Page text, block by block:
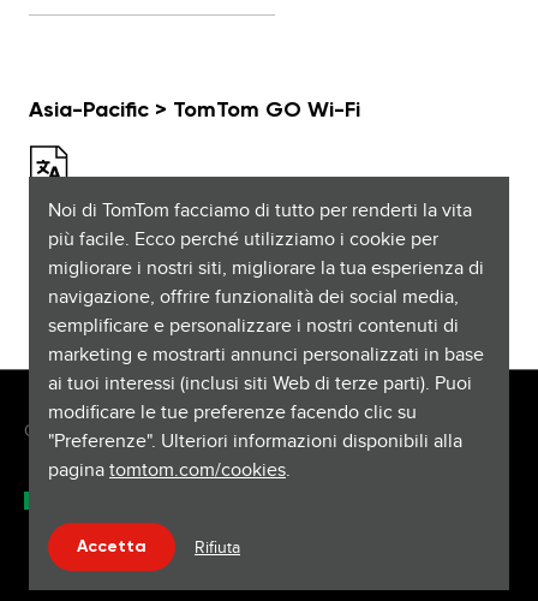
Noi di TomTom facciamo di tutto per renderti la vita
più facile. Ecco perché utilizziamo i cookie per
migliorare i nostri siti, migliorare la tua esperienza di
navigazione, offrire funzionalità dei social media,
semplificare e personalizzare i nostri contenuti di
marketing e mostrarti annunci personalizzati in base
ai tuoi interessi (inclusi siti Web di terze parti). Puoi
modificare le tue preferenze facendo clic su
"Preferenze". Ulteriori informazioni disponibili alla
paginatomtom.com/cookies.
Accetta Rifiuta
Asia-Pacific > TomTom GO Wi-Fi
English PDF
Copyright © 2026 TomTom International BV. All rights reserved.